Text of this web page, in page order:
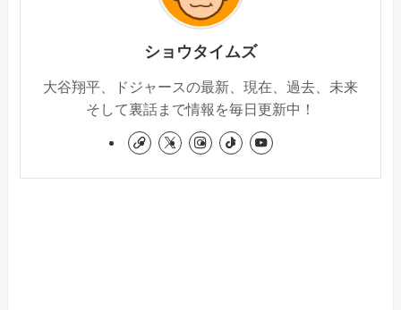
ショウタイムズ
大谷翔平、ドジャースの最新、現在、過去、未来
そして裏話まで情報を毎日更新中！